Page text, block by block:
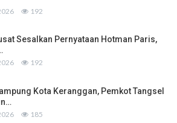
192
Sesalkan Pernyataan Hotman Paris,
192
Kota Keranggan, Pemkot Tangsel
185